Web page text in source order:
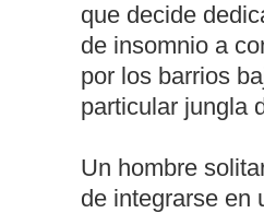
que decide
de insomnio a
por los barrios
particular jungla
Un hombre
de integrarse en